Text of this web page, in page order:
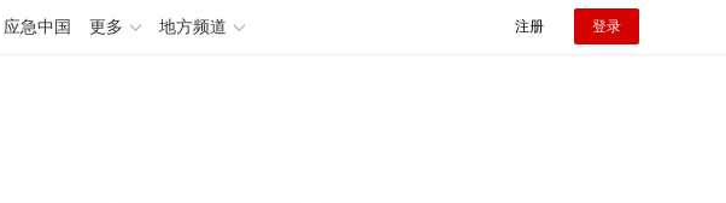
应急中国 更多 地方频道 注册 登录